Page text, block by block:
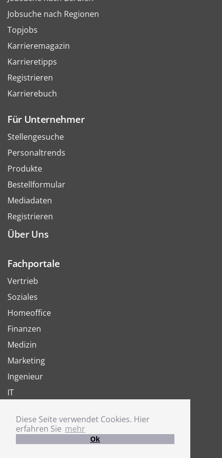
Diese Seite verwendet Cookies. Hier
erfahren Sie mehr
Ok
Jobsuche nach Regionen
Topjobs
Karrieremagazin
Karrieretipps
Registrieren
Karrierebuch
Für Unternehmer
Stellengesuche
Personaltrends
Produkte
Bestellformular
Mediadaten
Registrieren
Über Uns
Fachportale
Vertrieb
Soziales
Homeoffice
Finanzen
Medizin
Marketing
Ingenieur
IT
Joboter